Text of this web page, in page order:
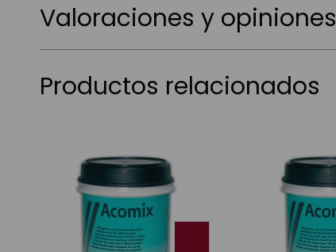
Valoraciones y opiniones
Productos relacionados